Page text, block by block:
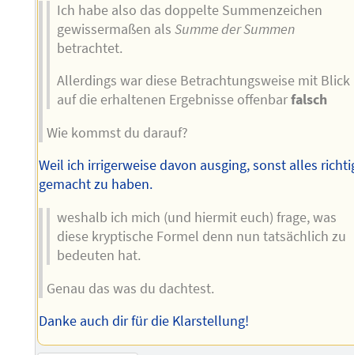
Ich habe also das doppelte Summenzeichen
gewissermaßen alsSumme der Summen
betrachtet.
Allerdings war diese Betrachtungsweise mit Blick
auf die erhaltenen Ergebnisse offenbarfalsch
Wie kommst du darauf?
Weil ich irrigerweise davon ausging, sonst alles
gemacht zu haben.
weshalb ich mich (und hiermit euch) frage, was
diese kryptische Formel denn nun tatsächlich zu
bedeuten hat.
Genau das was du dachtest.
Danke auch dir für die Klarstellung!